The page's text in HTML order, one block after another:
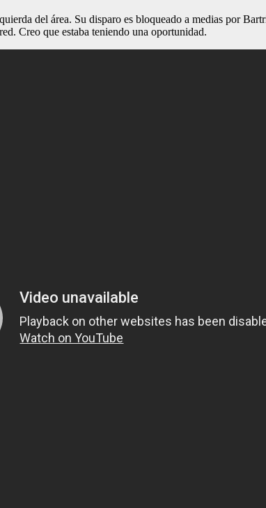
del área. Su disparo es bloqueado a medias por
Creo que estaba teniendo una oportunidad.